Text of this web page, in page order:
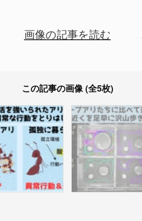
画像の記事を読む
この記事の画像 (全5枚)